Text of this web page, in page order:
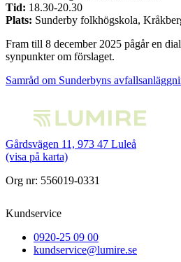
Tid: 18.30-20.30
Plats: Sunderby folkhögskola,
Fram till 8 december 2025 pågår en
synpunkter om förslaget.
Samråd om Sunderbyns
Gårdsvägen 11, 973 47 Luleå
(visa på karta)
Org nr: 556019-0331
Kundservice
0920-25 09 00
kundservice@lumire.se